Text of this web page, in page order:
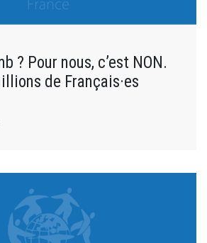
? Pour nous, c’est NON.
de Français·es